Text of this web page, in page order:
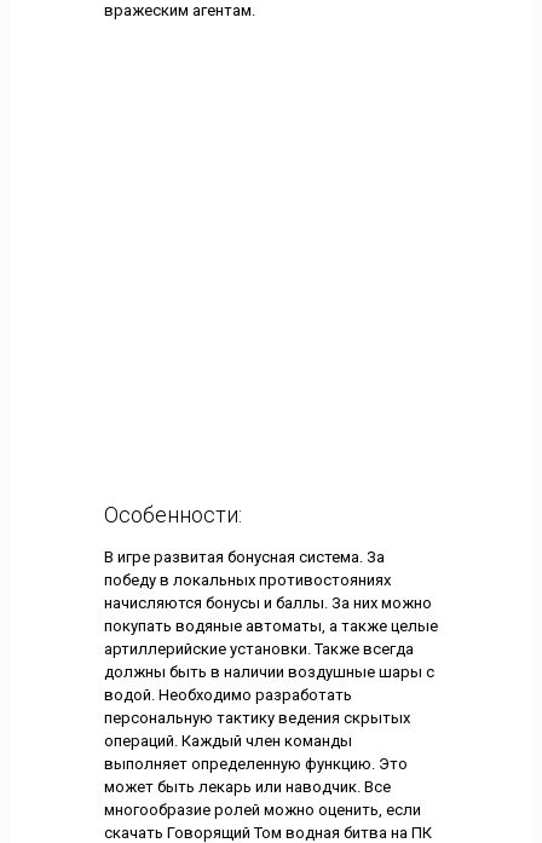
вражеским агентам.
Особенности:
В игре развитая бонусная система. За
победу в локальных противостояниях
начисляются бонусы и баллы. За них можно
покупать водяные автоматы, а также целые
артиллерийские установки. Также всегда
должны быть в наличии воздушные шары с
водой. Необходимо разработать
персональную тактику ведения скрытых
операций. Каждый член команды
выполняет определенную функцию. Это
может быть лекарь или наводчик. Все
многообразие ролей можно оценить, если
скачать Говорящий Том водная битва на ПК